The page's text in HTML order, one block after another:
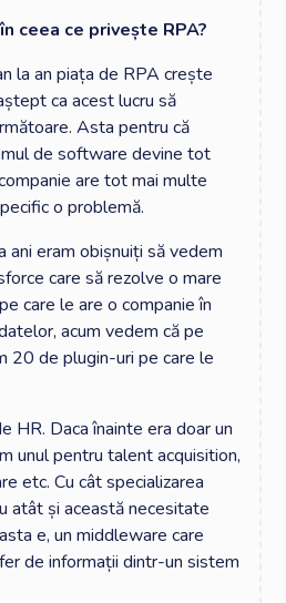
ceea ce privește RPA?
la an piața de RPA crește
ca acest lucru să
Asta pentru că
de software devine tot
are tot mai multe
o problemă.
ani eram obișnuiți să vedem
care să rezolve o mare
care le are o companie în
acum vedem că pe
20 de plugin-uri pe care le
HR. Daca înainte era doar un
unul pentru talent acquisition,
etc. Cu cât specializarea
atât și această necesitate
e, un middleware care
de informații dintr-un sistem